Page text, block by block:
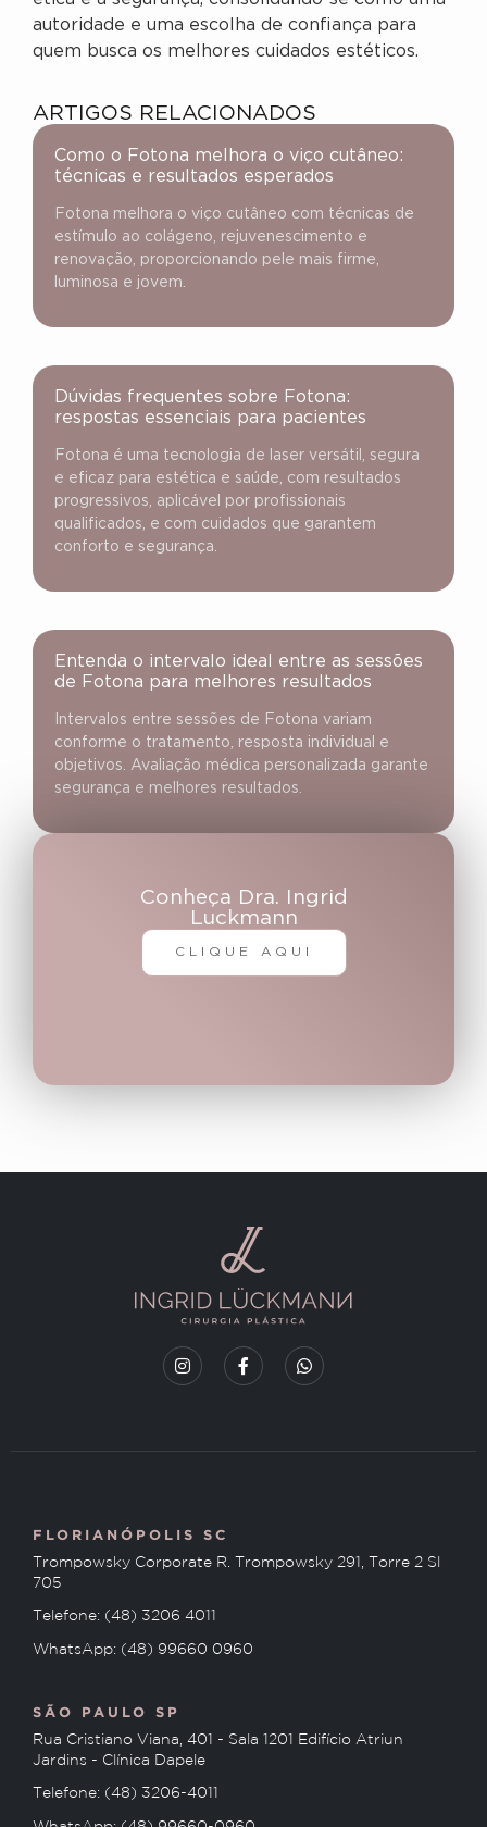
autoridade e uma escolha de confiança para
quem busca os melhores cuidados estéticos.
ARTIGOS RELACIONADOS
Como o Fotona melhora o viço cutâneo:
técnicas e resultados esperados
Fotona melhora o viço cutâneo com técnicas de
estímulo ao colágeno, rejuvenescimento e
renovação, proporcionando pele mais firme,
luminosa e jovem.
Dúvidas frequentes sobre Fotona:
respostas essenciais para pacientes
Fotona é uma tecnologia de laser versátil, segura
e eficaz para estética e saúde, com resultados
progressivos, aplicável por profissionais
qualificados, e com cuidados que garantem
conforto e segurança.
Entenda o intervalo ideal entre as sessões
de Fotona para melhores resultados
Intervalos entre sessões de Fotona variam
conforme o tratamento, resposta individual e
objetivos. Avaliação médica personalizada garante
segurança e melhores resultados.
Conheça Dra. Ingrid
Luckmann
CLIQUE AQUI
FLORIANÓPOLIS SC
Trompowsky Corporate R. Trompowsky 291, Torre 2 Sl
705
Telefone: (48) 3206 4011
WhatsApp: (48) 99660 0960
SÃO PAULO SP
Rua Cristiano Viana, 401 - Sala 1201 Edifício Atriun
Jardins - Clínica Dapele
Telefone: (48) 3206-4011